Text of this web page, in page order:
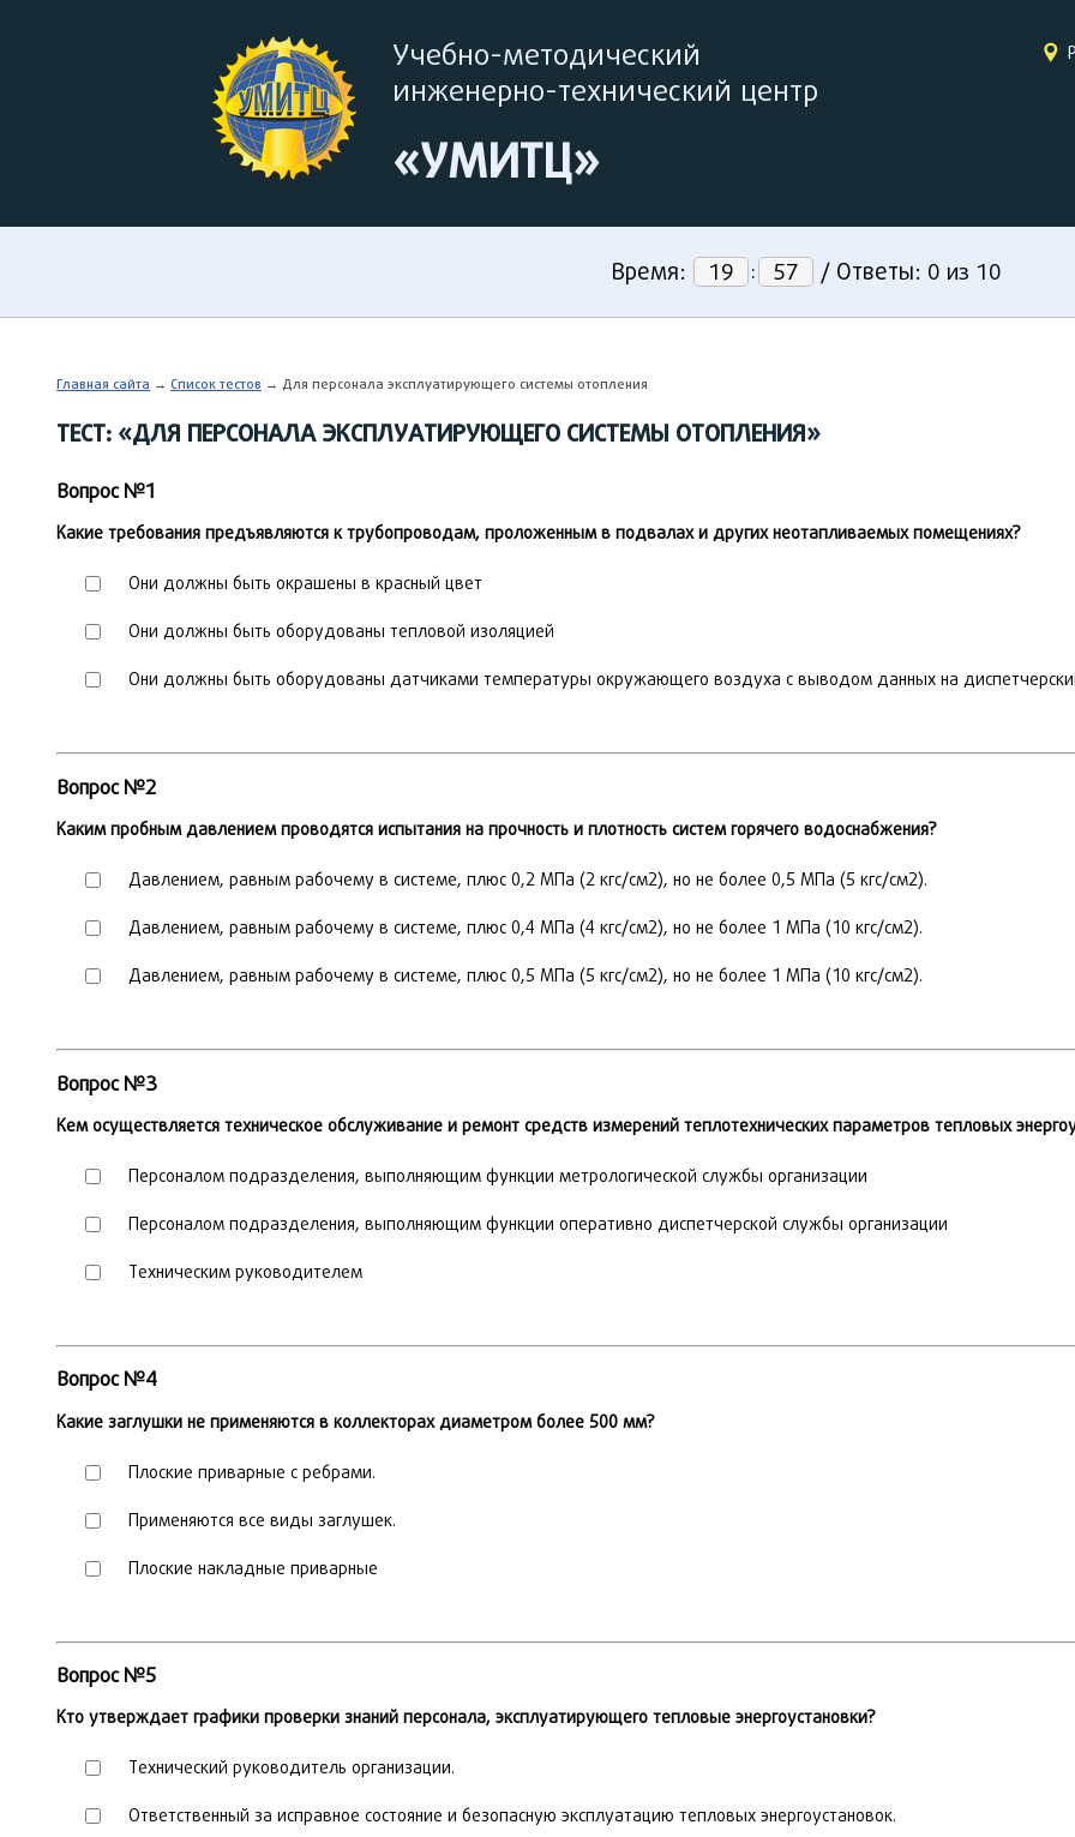
Учебно-методический
инженерно-технический центр
«УМИТЦ»
Время: 19 : 56 / Ответы: 0 из 10
Главная сайта → Список тестов → Для персонала эксплуатирующего системы отопления
ТЕСТ: «ДЛЯ ПЕРСОНАЛА ЭКСПЛУАТИРУЮЩЕГО СИСТЕМЫ ОТОПЛЕНИЯ»
Вопрос №1
Какие требования предъявляются к трубопроводам, проложенным в подвалах и других неотапливаемых помещениях?
Они должны быть окрашены в красный цвет
Они должны быть оборудованы тепловой изоляцией
Они должны быть оборудованы датчиками температуры окружающего воздуха с выводом данных на
Вопрос №2
Каким пробным давлением проводятся испытания на прочность и плотность систем горячего водоснабжения?
Давлением, равным рабочему в системе, плюс 0,2 МПа (2 кгс/см2), но не более 0,5 МПа (5 кгс/см2).
Давлением, равным рабочему в системе, плюс 0,4 МПа (4 кгс/см2), но не более 1 МПа (10 кгс/см2).
Давлением, равным рабочему в системе, плюс 0,5 МПа (5 кгс/см2), но не более 1 МПа (10 кгс/см2).
Вопрос №3
Кем осуществляется техническое обслуживание и ремонт средств измерений теплотехнических параметров тепловых
Персоналом подразделения, выполняющим функции метрологической службы организации
Персоналом подразделения, выполняющим функции оперативно диспетчерской службы организации
Техническим руководителем
Вопрос №4
Какие заглушки не применяются в коллекторах диаметром более 500 мм?
Плоские приварные с ребрами.
Применяются все виды заглушек.
Плоские накладные приварные
Вопрос №5
Кто утверждает графики проверки знаний персонала, эксплуатирующего тепловые энергоустановки?
Технический руководитель организации.
Ответственный за исправное состояние и безопасную эксплуатацию тепловых энергоустановок.